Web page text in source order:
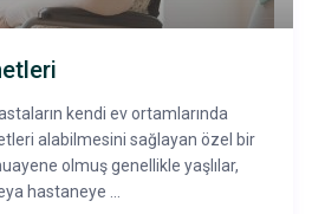
kendi ev ortamlarında
alabilmesini sağlayan özel bir
olmuş genellikle yaşlılar,
hastaneye ...